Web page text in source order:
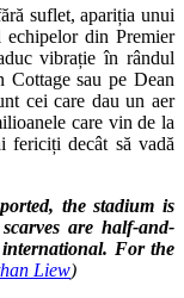
suflet, apariția unui
din Premier
vibrație în rândul
sau pe Dean
cei care dau un aer
care vin de la
fericiți decât să vadă
the stadium is
are half-and-
For the
Liew)